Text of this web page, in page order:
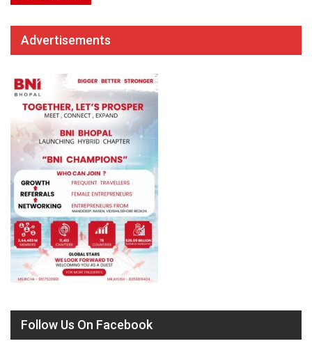
Advertisements
Follow Us On Facebook